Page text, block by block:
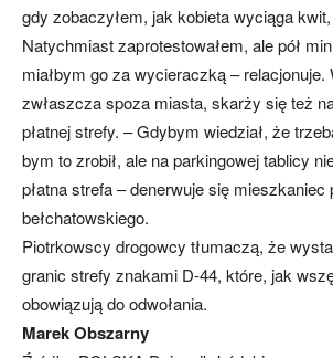
gdy zobaczyłem, jak kobieta wyciąga
Natychmiast zaprotestowałem, ale pół
miałbym go za wycieraczką – relacjonuje.
zwłaszcza spoza miasta, skarży się też
płatnej strefy. – Gdybym wiedział, że
bym to zrobił, ale na parkingowej tablicy
płatna strefa – denerwuje się mieszkaniec
bełchatowskiego.
Piotrkowscy drogowcy tłumaczą, że
granic strefy znakami D-44, które, jak
obowiązują do odwołania.
Marek Obszarny